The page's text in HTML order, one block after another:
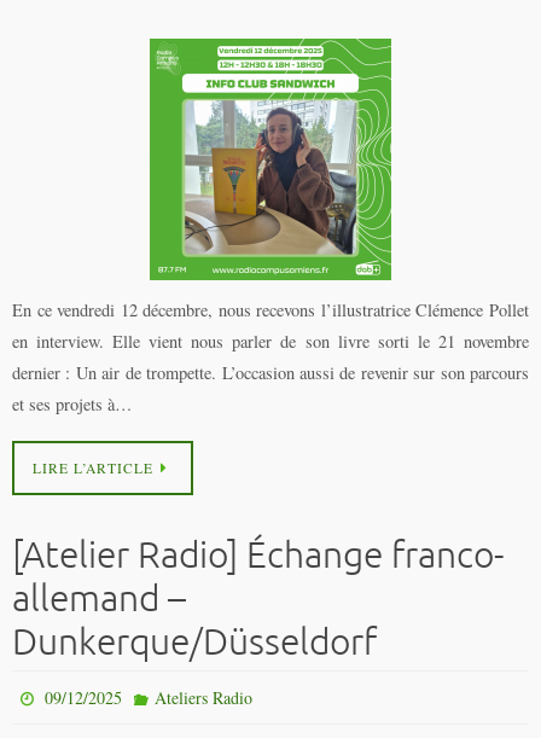
En ce vendredi 12 décembre, nous recevons l’illustratrice Clémence Pollet
en interview. Elle vient nous parler de son livre sorti le 21 novembre
dernier : Un air de trompette. L’occasion aussi de revenir sur son parcours
et ses projets à…
LIRE L’ARTICLE
[Atelier Radio] Échange franco-
allemand –
Dunkerque/Düsseldorf
09/12/2025 Ateliers Radio